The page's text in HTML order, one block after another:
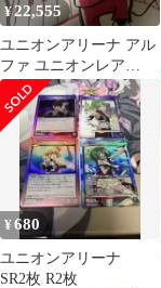
¥22,555
ユニオンアリーナ アル
ファ ユニオンレア
WINNER
¥680
ユニオンアリーナ
SR2枚 R2枚